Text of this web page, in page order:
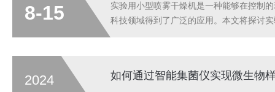
8-15
实验用小型喷雾干燥机是一种能够在控制
科技领域得到了广泛的应用。本文将探讨
2024 如何通过智能集菌仪实现微生物